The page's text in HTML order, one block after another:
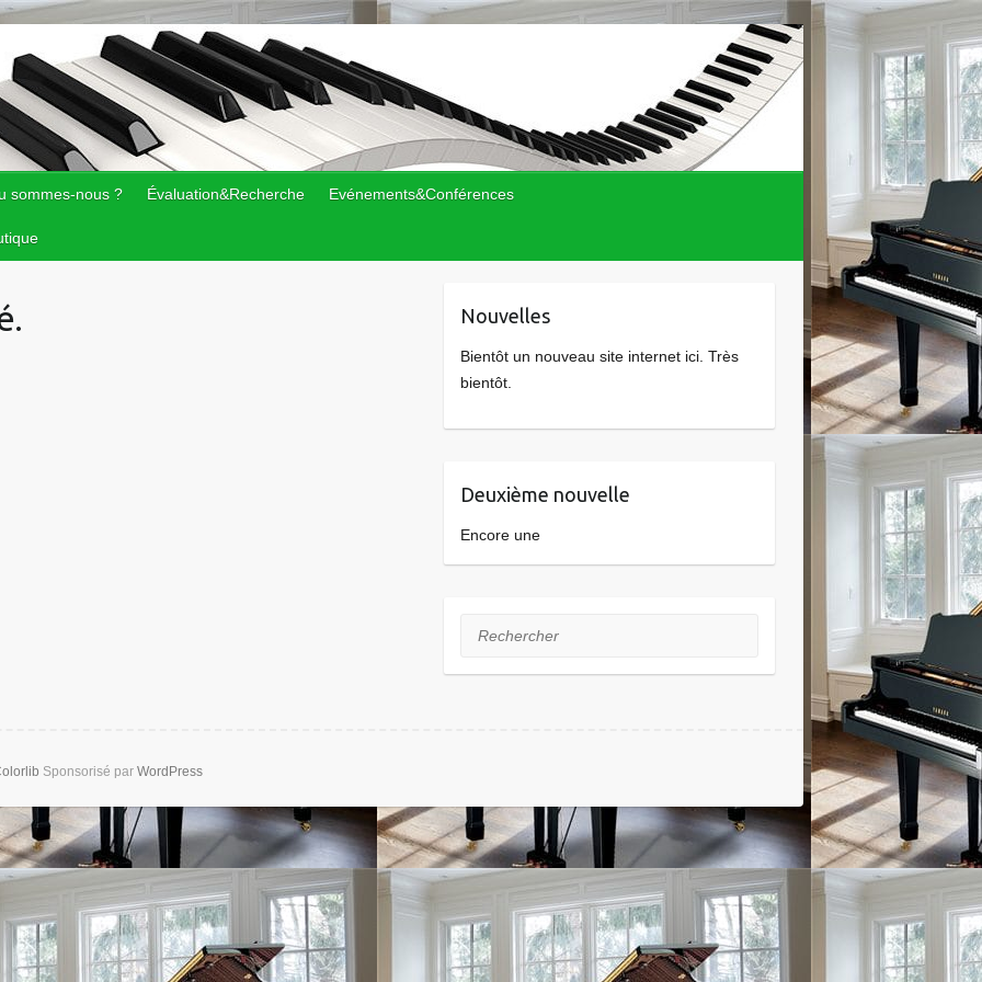
sommes-nous ? Évaluation&Recherche Evénements&Conférences
Nouvelles
Bientôt un nouveau site internet ici. Très
bientôt.
Deuxième nouvelle
Encore une
Rechercher
Sponsorisé par WordPress